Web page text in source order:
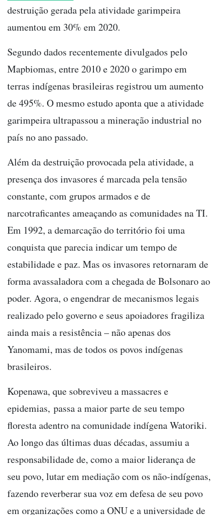
destruição gerada pela atividade garimpeira
aumentou em 30% em 2020.
Segundo dados recentemente divulgados pelo
Mapbiomas, entre 2010 e 2020 o garimpo em
terras indígenas brasileiras registrou um aumento
de 495%. O mesmo estudo aponta que a atividade
garimpeira ultrapassou a mineração industrial no
país no ano passado.
Além da destruição provocada pela atividade, a
presença dos invasores é marcada pela tensão
constante, com grupos armados e de
narcotraficantes ameaçando as comunidades na TI.
Em 1992, a demarcação do território foi uma
conquista que parecia indicar um tempo de
estabilidade e paz. Mas os invasores retornaram de
forma avassaladora com a chegada de Bolsonaro ao
poder. Agora, o engendrar de mecanismos legais
realizado pelo governo e seus apoiadores fragiliza
ainda mais a resistência – não apenas dos
Yanomami, mas de todos os povos indígenas
brasileiros.
Kopenawa, que sobreviveu a massacres e
epidemias, passa a maior parte de seu tempo
floresta adentro na comunidade indígena Watoriki.
Ao longo das últimas duas décadas, assumiu a
responsabilidade de, como a maior liderança de
seu povo, lutar em mediação com os não-indígenas,
fazendo reverberar sua voz em defesa de seu povo
em organizações como a ONU e a universidade de